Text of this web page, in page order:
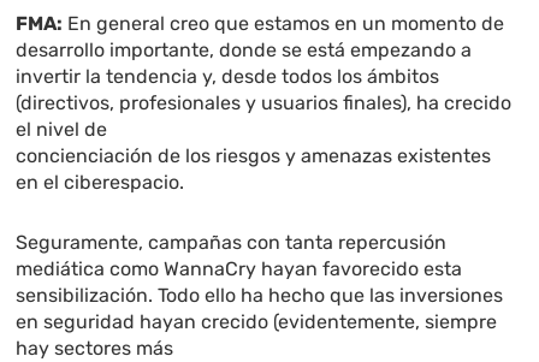
FMA: En general creo que estamos en un momento de
desarrollo importante, donde se está empezando a
invertir la tendencia y, desde todos los ámbitos
(directivos, profesionales y usuarios finales), ha crecido
el nivel de
concienciación de los riesgos y amenazas existentes
en el ciberespacio.
Seguramente, campañas con tanta repercusión
mediática como WannaCry hayan favorecido esta
sensibilización. Todo ello ha hecho que las inversiones
en seguridad hayan crecido (evidentemente, siempre
hay sectores más